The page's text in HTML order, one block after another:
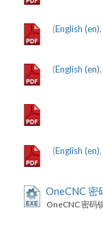
(English (en),
(English (en),
(English (en),
OneCNC 密
OneCNC 密码